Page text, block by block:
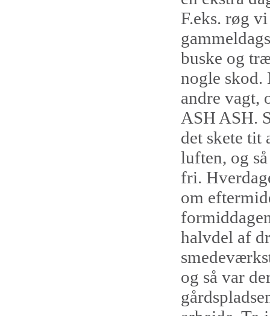
F.eks. røg
buske og
nogle skod.
andre vagt,
ASH ASH.
det skete tit
luften, og
fri.
om
halvdel af
og så var